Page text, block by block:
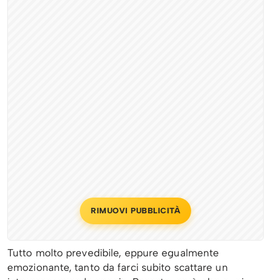
RIMUOVI PUBBLICITÀ
Tutto molto prevedibile, eppure egualmente
emozionante, tanto da farci subito scattare un